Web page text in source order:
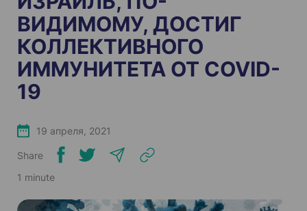
ВИДИМОМУ, ДОСТИГ
КОЛЛЕКТИВНОГО
ИММУНИТЕТА ОТ COVID-
19
19 апреля, 2021
Share
1 minute